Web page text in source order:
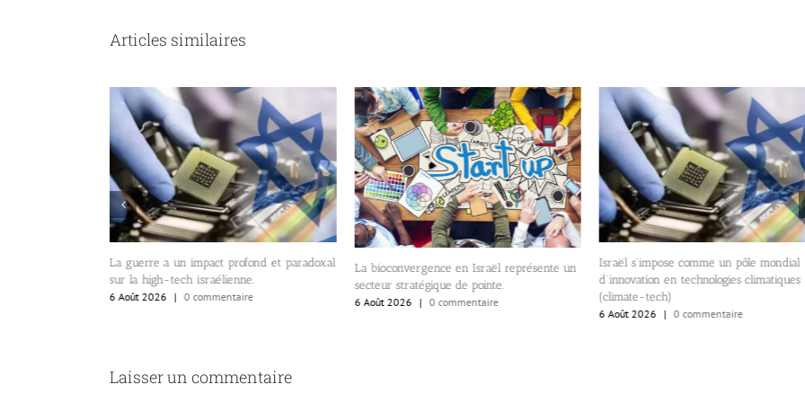
Articles similaires
profond et paradoxal
La bioconvergence en Israël représente un
secteur stratégique de pointe.
6 Août 2026 | 0 commentaire
Israël s’impose comme un pôle mondial
d’innovation en technologies climatiques
(climate-tech)
Perte de compétitivité pour les
reçoivent moins de shekels pour
facturations en $.
6 Août 2026
Laisser un commentaire